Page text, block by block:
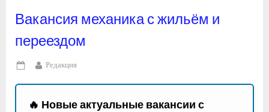
Вакансия механика с жильём и
переездом
Posted
on
By
Редакция
🔥 Новые актуальные вакансии с